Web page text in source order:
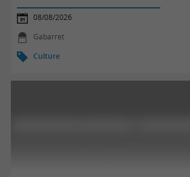
08/08/2026
Gabarret
Culture